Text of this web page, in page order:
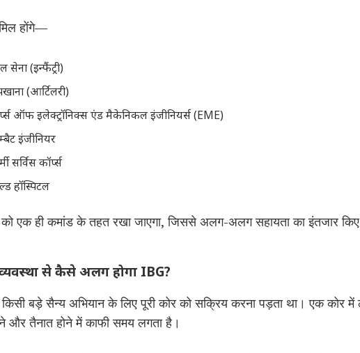
होंगे—
सेना (इन्फैंट्री)
(आर्टिलरी)
ऑफ इलेक्ट्रॉनिक्स एंड मैकेनिकल इंजीनियर्स (EME)
इंजीनियर
सर्विस कॉर्प्स
हॉस्पिटल
एक ही कमांड के तहत रखा जाएगा, जिससे अलग-अलग सहायता का इंतजार
व्यवस्था से कैसे अलग होगा IBG?
बड़े सैन्य अभियान के लिए पूरी कोर को सक्रिय करना पड़ता था। एक
और तैनात होने में काफी समय लगता है।